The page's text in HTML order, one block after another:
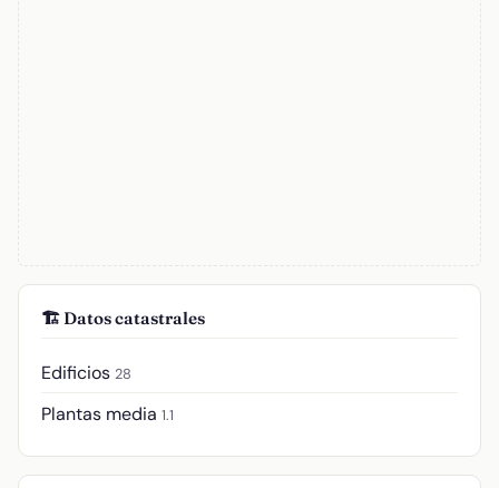
🏗️ Datos catastrales
Edificios 28
Plantas media 1.1